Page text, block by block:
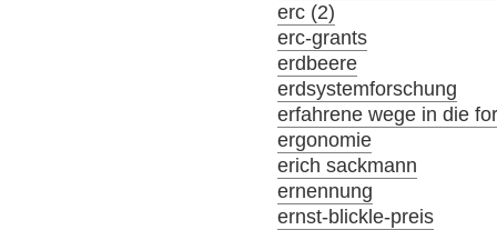
erc (2)
erc-grants
erdbeere
erdsystemforschung
erfahrene wege in die
ergonomie
erich sackmann
ernennung
ernst-blickle-preis